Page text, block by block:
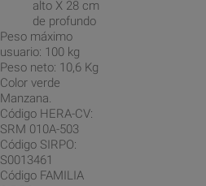
alto X 28 cm
de profundo
Peso máximo
usuario: 100 kg
Peso neto: 10,6 Kg
Color verde
Manzana.
Código HERA-CV:
SRM 010A-503
Código SIRPO:
S0013461
Código FAMILIA